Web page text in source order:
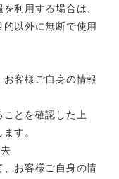
利用する場合は、
以外に無断で使用
客様ご自身の情報
とを確認した上
す。
お客様ご自身の情